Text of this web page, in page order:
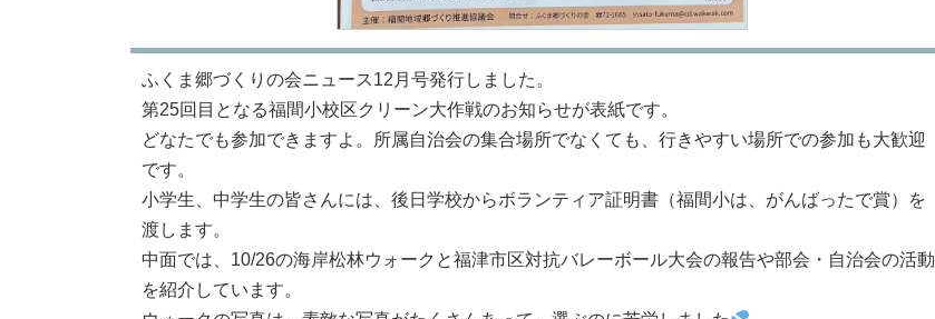
ふくま郷づくりの会ニュース12月号発行しました。
第25回目となる福間小校区クリーン大作戦のお知らせが表紙です。
どなたでも参加できますよ。所属自治会の集合場所でなくても、行きやすい場所での参加も大歓迎
です。
小学生、中学生の皆さんには、後日学校からボランティア証明書（福間小は、がんばったで賞）を
渡します。
中面では、10/26の海岸松林ウォークと福津市区対抗バレーボール大会の報告や部会・自治会の活動
を紹介しています。